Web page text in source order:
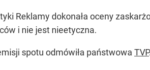
Reklamy dokonała oceny
i nie jest nieetyczna.
spotu odmówiła państwowa TVP